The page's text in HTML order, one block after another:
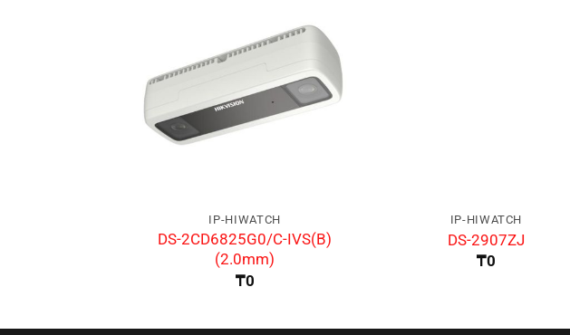
IP-HIWATCH
DS-2CD6825G0/C-IVS(B)
(2.0mm)
₸0
IP-HIWATCH
DS-2907ZJ
₸0